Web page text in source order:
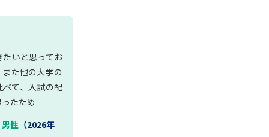
いと思ってお
た他の大学の
て、入試の配
たため
男性（2026年